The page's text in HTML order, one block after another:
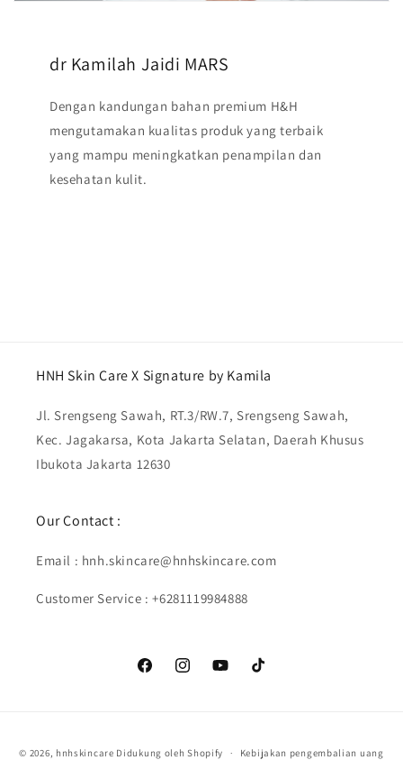
dr Kamilah Jaidi MARS
Dengan kandungan bahan premium H&H
mengutamakan kualitas produk yang terbaik
yang mampu meningkatkan penampilan dan
kesehatan kulit.
HNH Skin Care X Signature by Kamila
Jl. Srengseng Sawah, RT.3/RW.7, Srengseng Sawah,
Kec. Jagakarsa, Kota Jakarta Selatan, Daerah Khusus
Ibukota Jakarta 12630
Our Contact :
Email : hnh.skincare@hnhskincare.com
Customer Service : +6281119984888
FacebookInstagramYouTubeTikTok
© 2026, hnhskincare Didukung oleh Shopify Kebijakan pengembalian uang